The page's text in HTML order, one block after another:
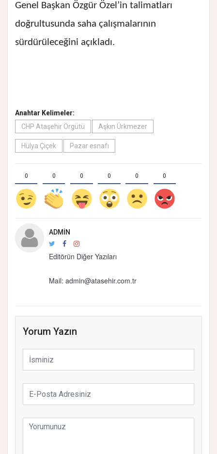
Genel Başkan Özgür Özel’in talimatları
doğrultusunda saha çalışmalarının
sürdürüleceğini açıkladı.
Anahtar Kelimeler:
CHP Ataşehir Örgütü
Aşkın Ürkmezer
Hülya Çiçek Pazar esnafı
0 0 0 0 0 0
ADMIN
Editörün Diğer Yazıları
Mail: admin@atasehir.com.tr
Yorum Yazın